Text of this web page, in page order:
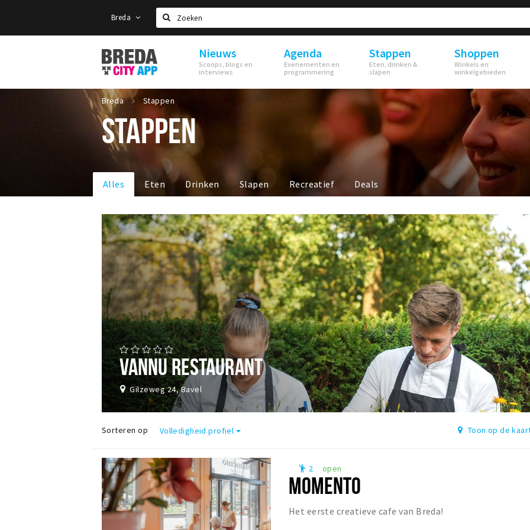
Breda
Zoeken
Stappen
&
Shoppen
Breda
Nieuws
Scoops, blogs en
interviews
Agenda
Evenementen en
programmering
Stappen
Eten, drinken &
slapen
Shoppen
Winkels en
winkelgebieden
Breda Stappen
STAPPEN
Alles Eten Drinken Slapen Recreatief Deals
VANNU RESTAURANT
Gilzeweg 24, Bavel
Sorteren op Volledigheid profiel Toon op de
emoji_people 2 open
MOMENTO
Het eerste creatieve cafe van Breda!